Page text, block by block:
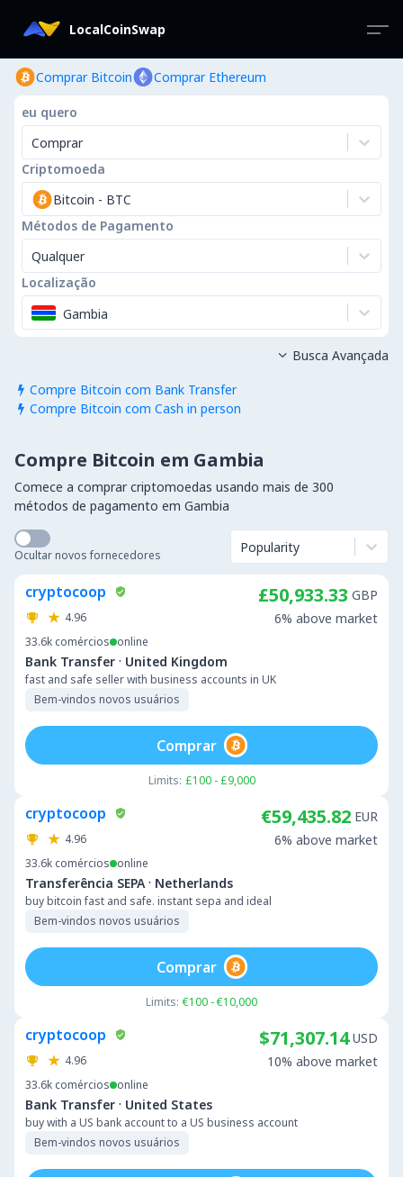
LocalCoinSwap
Comprar Bitcoin Comprar Ethereum
eu quero
Comprar
Criptomoeda
Bitcoin - BTC
Métodos de Pagamento
Qualquer
Localização
Gambia
 Compre Bitcoin com Bank Transfer
 Compre Bitcoin com Cash in person
 Busca Avançada
Compre Bitcoin em Gambia
Comece a comprar criptomoedas usando mais de 300
métodos de pagamento em Gambia
Ocultar novos fornecedores Popularity
cryptocoop
4.96
33.6k comércios online
Bank Transfer · United Kingdom
fast and safe seller with business accounts in UK
Bem-vindos novos usuários
£50,933.33 GBP
6% above market
Limits: £100 - £9,000
Comprar
cryptocoop
4.96
33.6k comércios online
Transferência SEPA · Netherlands
buy bitcoin fast and safe. instant sepa and ideal
Bem-vindos novos usuários
€59,435.82 EUR
6% above market
Limits: €100 - €10,000
Comprar
cryptocoop
4.96
33.6k comércios online
Bank Transfer · United States
buy with a US bank account to a US business account
Bem-vindos novos usuários
$71,307.14 USD
10% above market